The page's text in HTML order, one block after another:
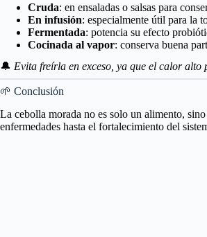
Cruda: en ensaladas o salsas para
En infusión: especialmente útil para la
Fermentada: potencia su efecto
Cocinada al vapor: conserva buena
🔔 Evita freírla en exceso, ya que el calor alto
🌱 Conclusión
La cebolla morada no es solo un alimento,
enfermedades hasta el fortalecimiento del